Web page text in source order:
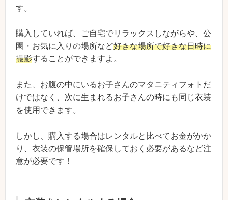
す。
購入していれば、ご自宅でリラックスしながらや、公
園・お気に入りの場所など好きな場所で好きな日時に
撮影することができますよ。
また、お腹の中にいるお子さんのマタニティフォトだ
けではなく、次に生まれるお子さんの時にも同じ衣装
を使用できます。
しかし、購入する場合はレンタルと比べてお金がかか
り、衣装の保管場所を確保しておく必要があるなど注
意が必要です！